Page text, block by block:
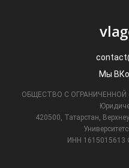
Мы
ОБЩЕСТВО С ОГРАНИЧЕННОЙ
420500, Татарстан,
ИНН 1615015613